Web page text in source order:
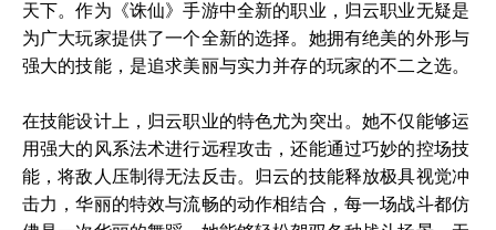
天下。作为《诛仙》手游中全新的职业，归云职业无疑是
为广大玩家提供了一个全新的选择。她拥有绝美的外形与
强大的技能，是追求美丽与实力并存的玩家的不二之选。
在技能设计上，归云职业的特色尤为突出。她不仅能够运
用强大的风系法术进行远程攻击，还能通过巧妙的控场技
能，将敌人压制得无法反击。归云的技能释放极具视觉冲
击力，华丽的特效与流畅的动作相结合，每一场战斗都仿